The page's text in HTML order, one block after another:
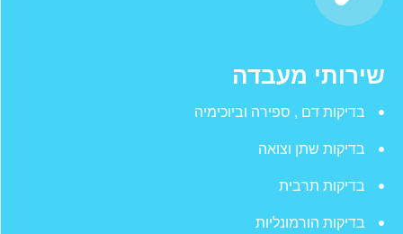
שירותי מעבדה
בדיקות דם , ספירה וביוכימיה
בדיקות שתן וצואה
בדיקות תרבית
בדיקות הורמונליות